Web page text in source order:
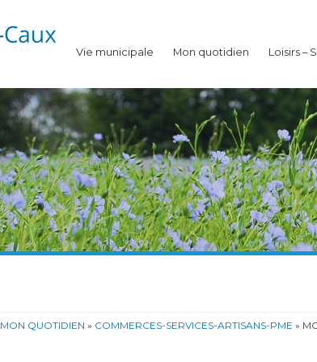
Vie municipale Mon quotidien Loisirs –
MON QUOTIDIEN » COMMERCES-SERVICES-ARTISANS-PME »